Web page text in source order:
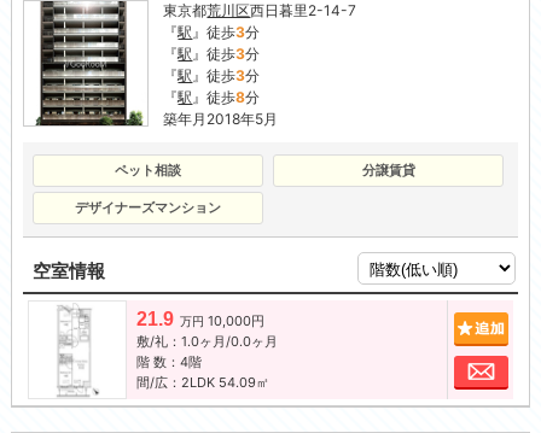
東京都荒川区西日暮里2-14-7
『駅』徒歩3分
『駅』徒歩3分
『駅』徒歩3分
『駅』徒歩8分
築年月2018年5月
ペット相談 分譲賃貸
デザイナーズマンション
空室情報
21.9 万円 10,000円
敷/礼：1.0ヶ月/0.0ヶ月
階 数：4階
間/広：2LDK 54.09㎡
お